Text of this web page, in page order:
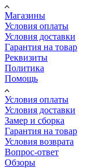
Магазины
Условия оплаты
Условия доставки
Гарантия на товар
Реквизиты
Политика
Помощь
Условия оплаты
Условия доставки
Замер и сборка
Гарантия на товар
Условия возврата
Вопрос-ответ
Обзоры